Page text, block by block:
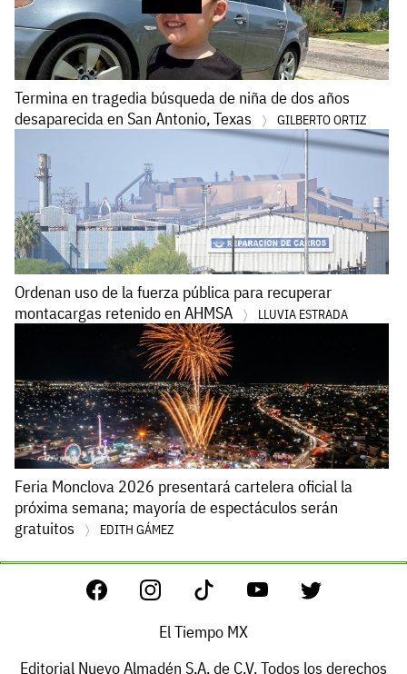
Termina en tragedia búsqueda de niña de dos años
desaparecida en San Antonio, Texas
GILBERTO ORTIZ
Ordenan uso de la fuerza pública para recuperar
montacargas retenido en AHMSA
LLUVIA ESTRADA
Feria Monclova 2026 presentará cartelera oficial la
próxima semana; mayoría de espectáculos serán
gratuitos
EDITH GÁMEZ
El Tiempo MX
Editorial Nuevo Almadén S.A. de C.V. Todos los derechos